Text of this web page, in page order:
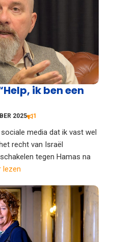
ik ben een
2025 1
media dat ik vast wel
recht van Israël
tegen Hamas na
lezen